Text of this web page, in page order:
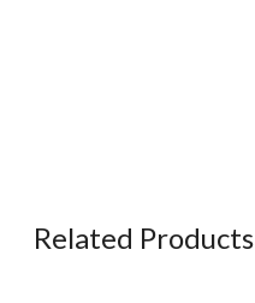
Related Products